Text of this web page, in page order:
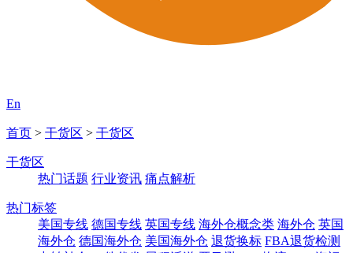
En
首页 > 干货区 > 干货区
干货区
热门话题 行业资讯 痛点解析
热门标签
美国专线 德国专线 英国专线 海外仓概念类 海外仓 英国
海外仓 德国海外仓 美国海外仓 退货换标 FBA退货检测